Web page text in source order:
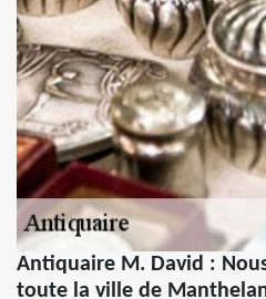
Antiquaire M. David :
toute la ville de